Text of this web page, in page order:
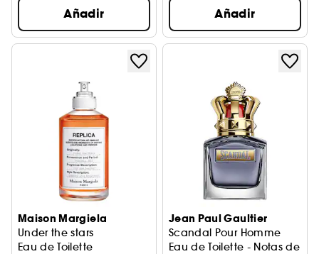
Añadir Añadir
Maison Margiela
Under the stars
Eau de Toilette
Jean Paul Gaultier
Scandal Pour Homme
Eau de Toilette - Notas de